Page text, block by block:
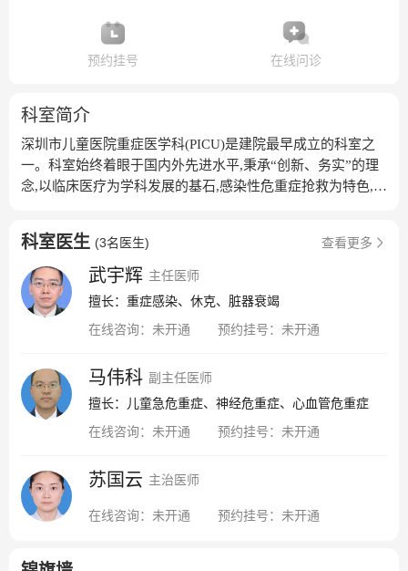
预约挂号 在线问诊
科室简介
深圳市儿童医院重症医学科(PICU)是建院最早成立的科室之
一。科室始终着眼于国内外先进水平,秉承“创新、务实”的理
念,以临床医疗为学科发展的基石,感染性危重症抢救为特色,经
历。其中硕士研究生导师2名,主任医师3名,副主任医师1名，
主治医师7名。护理团队全部拥有大专及以上学历并经过专门
培训。科室重视人才培养,已有多名医护人员先后前往美国、
英国、新西兰、以色列、意大利、台湾、香港、北京、上
海、山东、重庆、浙江、广州等地学习深造。重症医学科目
疗设备,包括无创心排量检测仪(USCOM)、经颅超声多普勒
(TCD)、多种型号有创和无创呼吸机、高流量吸氧、床旁连续
血液净化机(CRRT)、体外膜肺氧合(ECMO)、血气分析仪、微
量血糖仪、心电监护仪、除颤仪、LOGIQ床边多功能超声检
能开展各种先进的临床危重症抢救技术,如各种模式的呼吸支
持技术(有创和无创机械通气、常频通气和高频通气),床边纤
维支气管镜检查,血液净化技术(血液透析滤过、血浆置换、血
统功能监测,如有创和无创血液动力学监测、呼吸功能监测以
科室医生 (3名医生) 查看更多
武宇辉 主任医师
擅长：重症感染、休克、脏器衰竭
在线咨询： 未开通 预约挂号： 未开通
马伟科 副主任医师
擅长：儿童急危重症、神经危重症、心血管危重症
在线咨询： 未开通 预约挂号： 未开通
苏国云 主治医师
在线咨询： 未开通 预约挂号： 未开通